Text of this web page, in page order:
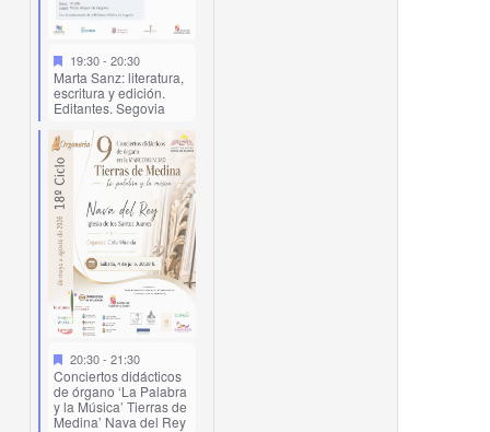
19:30-20:30
Marta Sanz: literatura,
escritura y edición.
Editantes. Segovia
20:30-21:30
Conciertos didácticos
de órgano ‘La Palabra
y la Música’ Tierras de
Medina’ Nava del Rey